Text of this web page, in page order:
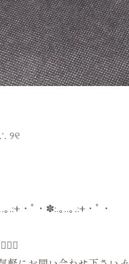
୨୧
.:+・ﾟ・✽:.｡..｡.:+・ﾟ・